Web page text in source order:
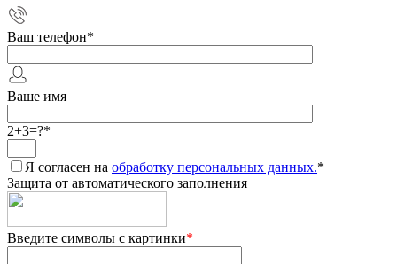
Ваш телефон*
Ваше имя
2+3=?*
Я согласен на обработку персональных данных.*
Защита от автоматического заполнения
Введите символы с картинки*